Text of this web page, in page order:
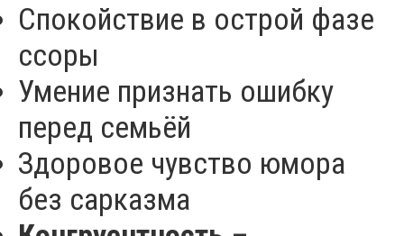
Спокойствие в острой фазе
ссоры
Умение признать ошибку
перед семьёй
Здоровое чувство юмора
без сарказма